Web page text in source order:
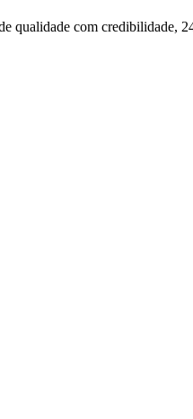
qualidade com credibilidade,